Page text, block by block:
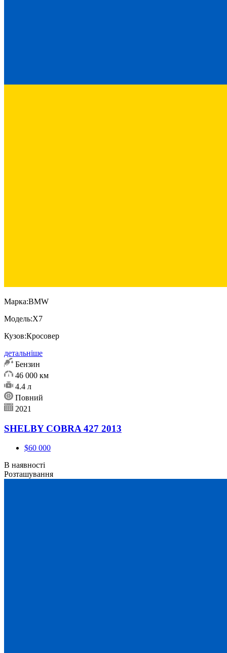
Марка:BMW
Модель:X7
Кузов:Кросовер
детальніше
Бензин
46 000 км
4.4 л
Повний
2021
SHELBY COBRA 427 2013
$60 000
В наявності
Розташування